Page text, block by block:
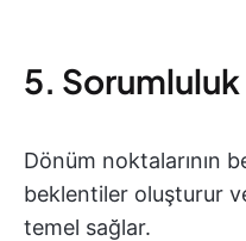
5.
Dönüm noktalarının
beklentiler oluşturur
temel sağlar.